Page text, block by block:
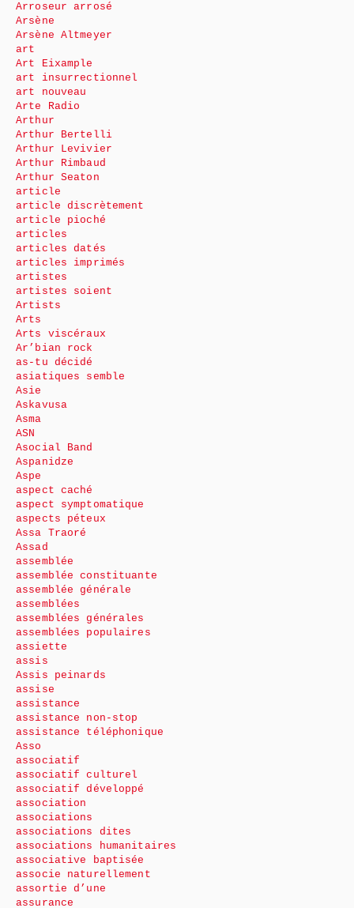
Arroseur arrosé
Arsène
Arsène Altmeyer
art
Art Eixample
art insurrectionnel
art nouveau
Arte Radio
Arthur
Arthur Bertelli
Arthur Levivier
Arthur Rimbaud
Arthur Seaton
article
article discrètement
article pioché
articles
articles datés
articles imprimés
artistes
artistes soient
Artists
Arts
Arts viscéraux
Ar’bian rock
as-tu décidé
asiatiques semble
Asie
Askavusa
Asma
ASN
Asocial Band
Aspanidze
Aspe
aspect caché
aspect symptomatique
aspects péteux
Assa Traoré
Assad
assemblée
assemblée constituante
assemblée générale
assemblées
assemblées générales
assemblées populaires
assiette
assis
Assis peinards
assise
assistance
assistance non-stop
assistance téléphonique
Asso
associatif
associatif culturel
associatif développé
association
associations
associations dites
associations humanitaires
associative baptisée
associe naturellement
assortie d’une
assurance